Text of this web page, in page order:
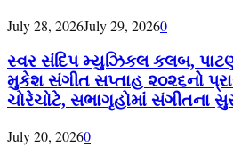
July 28, 2026July 29, 20260
સ્વર સંદિપ મ્યુઝિકલ કલબ, પાટણ
મુકેશ સંગીત સપ્તાહ ૨૦૨૬નો
ચોરેચોટે, સભાગૃહોમાં સંગીતના
July 20, 20260